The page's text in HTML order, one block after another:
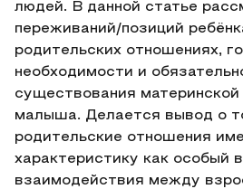
людей. В данной статье
переживаний/позиций
родительских отношениях,
необходимости и
существования материнской
малыша. Делается вывод о
родительские отношения
характеристику как особый
взаимодействия между